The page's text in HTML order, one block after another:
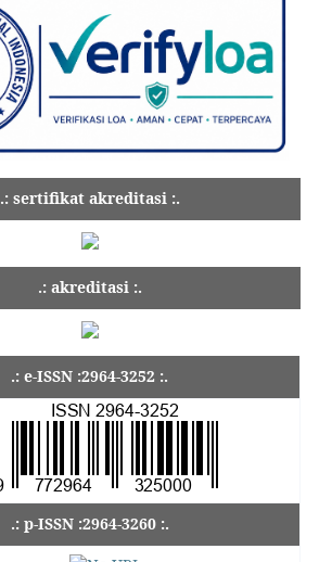
.: sertifikat akreditasi :.
.: akreditasi :.
.: e-ISSN :2964-3252 :.
.: p-ISSN :2964-3260 :.